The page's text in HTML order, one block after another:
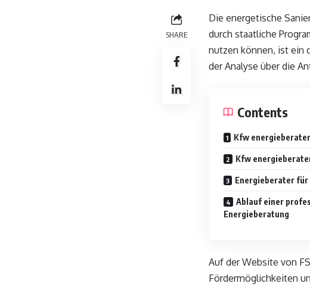
SHARE
Die energetische
durch staatliche
nutzen können, ist ein
der Analyse über die
Contents
Kfw
Kfw
Energieberater
Ablauf einer
Energieberatung
Auf der Website von
Fördermöglichkeiten